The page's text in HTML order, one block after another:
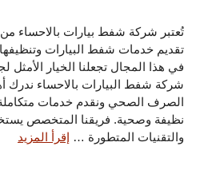
تُعتبر شركة شفط بيارات بالاحساء
تقديم خدمات شفط البيارات
في هذا المجال تجعلنا الخيار الأمثل
شركة شفط البيارات بالاحساء ندرك
الصرف الصحي ونقدم خدمات
نظيفة وصحية. فريقنا المتخصص
والتقنيات المتطورة … إقرأ المزيد